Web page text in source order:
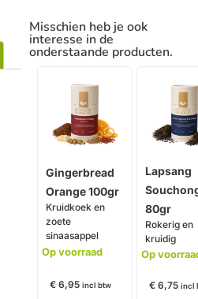
Misschien heb je ook
interesse in de
onderstaande producten.
Gingerbread
Orange 100gr
Kruidkoek en
zoete
sinaasappel
Op voorraad
€ 6,95 incl btw
Lapsang
80gr
Rokerig en
kruidig
Op
€6,75 incl